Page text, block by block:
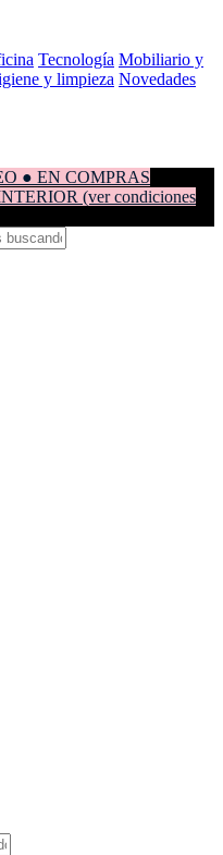
Tecnología Mobiliario y
y limpieza Novedades
● EN COMPRAS
(ver condiciones